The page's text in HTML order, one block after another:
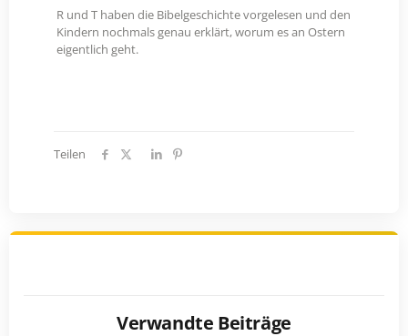
R und T haben die Bibelgeschichte vorgelesen und den
Kindern nochmals genau erklärt, worum es an Ostern
eigentlich geht.
Teilen
Verwandte Beiträge